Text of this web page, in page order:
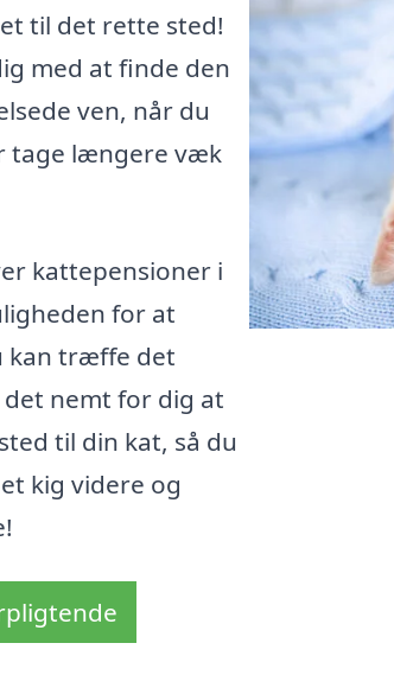
til det rette sted!
med at finde den
ven, når du
tage længere væk
kattepensioner i
for at
kan træffe det
nemt for dig at
til din kat, så du
kig videre og